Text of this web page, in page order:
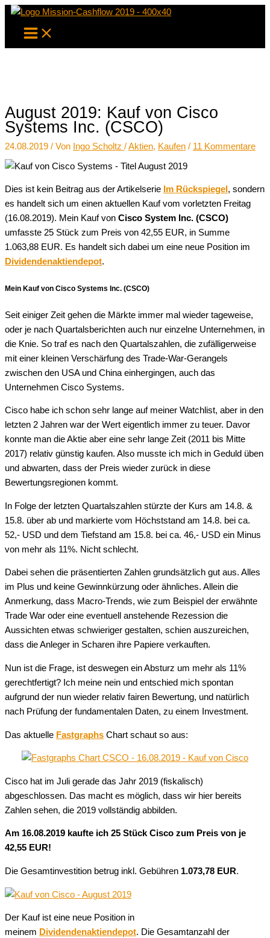
Zum
Inhalt
springen
August 2019: Kauf von Cisco
Systems Inc. (CSCO)
24.08.2019 / Von Ingo Scholtz /Aktien, Kaufen / 11 Kommentare
Dies ist kein Beitrag aus der Artikelserie Im Rückspiegel , sondern
es handelt sich um einen aktuellen Kauf vom vorletzten Freitag
(16.08.2019). Mein Kauf von Cisco System Inc. (CSCO)
umfasste 25 Stück zum Preis von 42,55 EUR, in Summe
1.063,88 EUR. Es handelt sich dabei um eine neue Position im
Dividendenaktiendepot.
Mein Kauf von Cisco Systems Inc. (CSCO)
Seit einiger Zeit gehen die Märkte immer mal wieder tageweise,
oder je nach Quartalsberichten auch nur einzelne Unternehmen, in
die Knie. So traf es nach den Quartalszahlen, die zufälligerweise
mit einer kleinen Verschärfung des Trade-War-Gerangels
zwischen den USA und China einhergingen, auch das
Unternehmen Cisco Systems.
Cisco habe ich schon sehr lange auf meiner Watchlist, aber in den
letzten 2 Jahren war der Wert eigentlich immer zu teuer. Davor
konnte man die Aktie aber eine sehr lange Zeit (2011 bis Mitte
2017) relativ günstig kaufen. Also musste ich mich in Geduld üben
und abwarten, dass der Preis wieder zurück in diese
Bewertungsregionen kommt.
In Folge der letzten Quartalszahlen stürzte der Kurs am 14.8. &
15.8. über ab und markierte vom Höchststand am 14.8. bei ca.
52,- USD und dem Tiefstand am 15.8. bei ca. 46,- USD ein Minus
von mehr als 11%. Nicht schlecht.
Dabei sehen die präsentierten Zahlen grundsätzlich gut aus. Alles
im Plus und keine Gewinnkürzung oder ähnliches. Allein die
Anmerkung, dass Macro-Trends, wie zum Beispiel der erwähnte
Trade War oder eine eventuell anstehende Rezession die
Aussichten etwas schwieriger gestalten, schien auszureichen,
dass die Anleger in Scharen ihre Papiere verkauften.
Nun ist die Frage, ist deswegen ein Absturz um mehr als 11%
gerechtfertigt? Ich meine nein und entschied mich spontan
aufgrund der nun wieder relativ fairen Bewertung, und natürlich
nach Prüfung der fundamentalen Daten, zu einem Investment.
Das aktuelle Fastgraphs Chart schaut so aus:
Cisco hat im Juli gerade das Jahr 2019 (fiskalisch)
abgeschlossen. Das macht es möglich, dass wir hier bereits
Zahlen sehen, die 2019 vollständig abbilden.
Am 16.08.2019 kaufte ich 25 Stück Cisco zum Preis von je
42,55 EUR!
Die Gesamtinvestition betrug inkl. Gebühren 1.073,78 EUR.
Der Kauf ist eine neue Position in
meinem Dividendenaktiendepot. Die Gesamtanzahl der